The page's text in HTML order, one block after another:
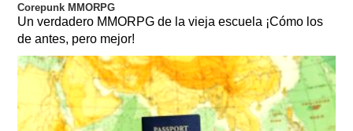
Corepunk MMORPG
Un verdadero MMORPG de la vieja escuela ¡Cómo los
de antes, pero mejor!